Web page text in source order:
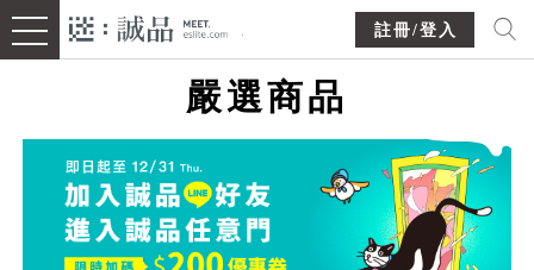
註冊/登入
嚴選商品